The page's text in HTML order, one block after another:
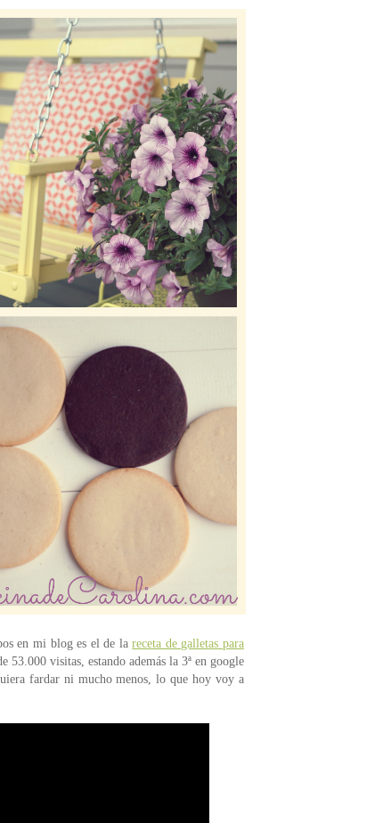
en mi blog es el de lareceta de galletas para
53.000 visitas, estando además la 3ª en google
fardar ni mucho menos, lo que hoy voy a